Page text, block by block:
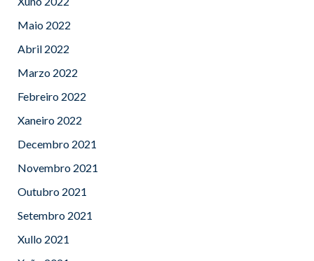
Maio 2022
Abril 2022
Marzo 2022
Febreiro 2022
Xaneiro 2022
Decembro 2021
Novembro 2021
Outubro 2021
Setembro 2021
Xullo 2021